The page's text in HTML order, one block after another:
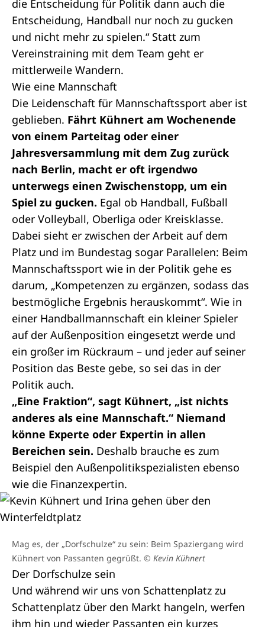
die Entscheidung für Politik dann auch die
Entscheidung, Handball nur noch zu gucken
und nicht mehr zu spielen.“ Statt zum
Vereinstraining mit dem Team geht er
mittlerweile Wandern.
Wie eine Mannschaft
Die Leidenschaft für Mannschaftssport aber ist
geblieben. Fährt Kühnert am Wochenende
von einem Parteitag oder einer
Jahresversammlung mit dem Zug zurück
nach Berlin, macht er oft irgendwo
unterwegs einen Zwischenstopp, um ein
Spiel zu gucken. Egal ob Handball, Fußball
oder Volleyball, Oberliga oder Kreisklasse.
Dabei sieht er zwischen der Arbeit auf dem
Platz und im Bundestag sogar Parallelen: Beim
Mannschaftssport wie in der Politik gehe es
darum, „Kompetenzen zu ergänzen, sodass das
bestmögliche Ergebnis herauskommt“. Wie in
einer Handballmannschaft ein kleiner Spieler
auf der Außenposition eingesetzt werde und
ein großer im Rückraum – und jeder auf seiner
Position das Beste gebe, so sei das in der
Politik auch.
„Eine Fraktion“, sagt Kühnert, „ist nichts
anderes als eine Mannschaft.“ Niemand
könne Experte oder Expertin in allen
Bereichen sein. Deshalb brauche es zum
Beispiel den Außenpolitikspezialisten ebenso
wie die Finanzexpertin.
Mag es, der „Dorfschulze“ zu sein: Beim Spaziergang wird
Kühnert von Passanten gegrüßt. © Kevin Kühnert
Der Dorfschulze sein
Und während wir uns von Schattenplatz zu
Schattenplatz über den Markt hangeln, werfen
ihm hin und wieder Passanten ein kurzes